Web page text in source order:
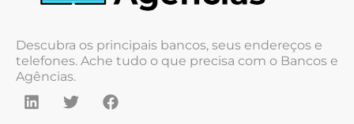
Descubra os principais bancos, seus endereços e
telefones. Ache tudo o que precisa com o Bancos e
Agências.